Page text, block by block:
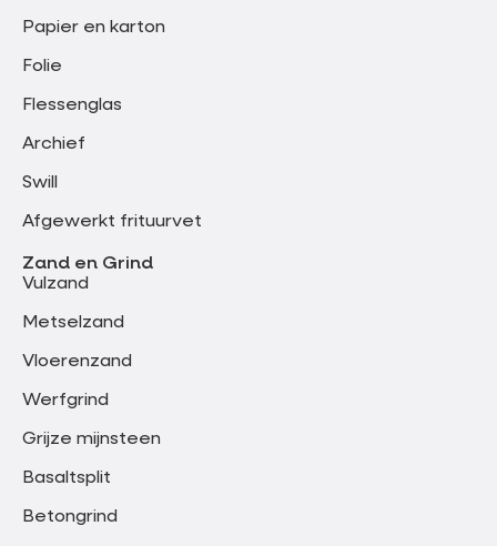
Papier en karton
Folie
Flessenglas
Archief
Swill
Afgewerkt frituurvet
Zand en Grind
Vulzand
Metselzand
Vloerenzand
Werfgrind
Grijze mijnsteen
Basaltsplit
Betongrind